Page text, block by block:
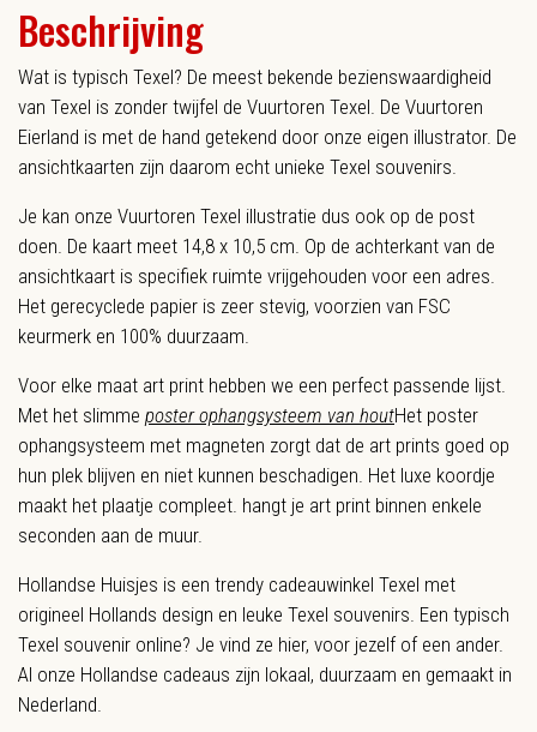
Beschrijving
Wat is typisch Texel? De meest bekende bezienswaardigheid
van Texel is zonder twijfel de Vuurtoren Texel. De Vuurtoren
Eierland is met de hand getekend door onze eigen illustrator. De
ansichtkaarten zijn daarom echt unieke Texel souvenirs.
Je kan onze Vuurtoren Texel illustratie dus ook op de post
doen. De kaart meet 14,8 x 10,5 cm. Op de achterkant van de
ansichtkaart is specifiek ruimte vrijgehouden voor een adres.
Het gerecyclede papier is zeer stevig, voorzien van FSC
keurmerk en 100% duurzaam.
Voor elke maat art print hebben we een perfect passende lijst.
Met het slimme poster ophangsysteem van houtHet poster
ophangsysteem met magneten zorgt dat de art prints goed op
hun plek blijven en niet kunnen beschadigen. Het luxe koordje
maakt het plaatje compleet. hangt je art print binnen enkele
seconden aan de muur.
Hollandse Huisjes is een trendy cadeauwinkel Texel met
origineel Hollands design en leuke Texel souvenirs. Een typisch
Texel souvenir online? Je vind ze hier, voor jezelf of een ander.
Al onze Hollandse cadeaus zijn lokaal, duurzaam en gemaakt in
Nederland.